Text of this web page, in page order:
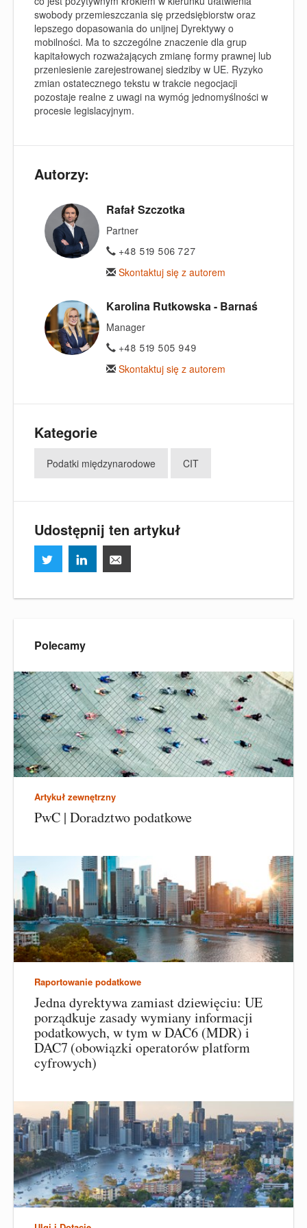
swobody przemieszczania się przedsiębiorstw oraz
lepszego dopasowania do unijnej Dyrektywy o
mobilności. Ma to szczególne znaczenie dla grup
kapitałowych rozważających zmianę formy prawnej lub
przeniesienie zarejestrowanej siedziby w UE. Ryzyko
zmian ostatecznego tekstu w trakcie negocjacji
pozostaje realne z uwagi na wymóg jednomyślności w
procesie legislacyjnym.
Autorzy:
Rafał Szczotka
Partner
+48 519 506 727
Skontaktuj się z autorem
Karolina Rutkowska - Barnaś
Manager
+48 519 505 949
Skontaktuj się z autorem
Kategorie
Podatki międzynarodowe CIT
Udostępnij ten artykuł
Polecamy
Artykuł zewnętrzny
PwC | Doradztwo podatkowe
Raportowanie podatkowe
Jedna dyrektywa zamiast dziewięciu: UE
porządkuje zasady wymiany informacji
podatkowych, w tym w DAC6 (MDR) i
DAC7 (obowiązki operatorów platform
cyfrowych)